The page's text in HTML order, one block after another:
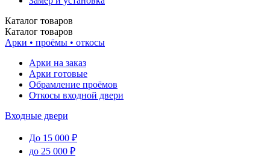
Каталог товаров
Каталог товаров
Арки • проёмы • откосы
Арки на заказ
Арки готовые
Обрамление проёмов
Откосы входной двери
Входные двери
До 15 000 ₽
до 25 000 ₽